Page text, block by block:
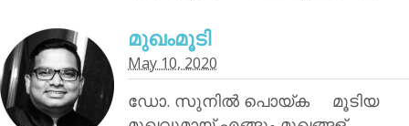
മുഖംമൂടി
May 10, 2020
ഡോ. സുനിൽ പൊയ്‌ക മൂടിയ